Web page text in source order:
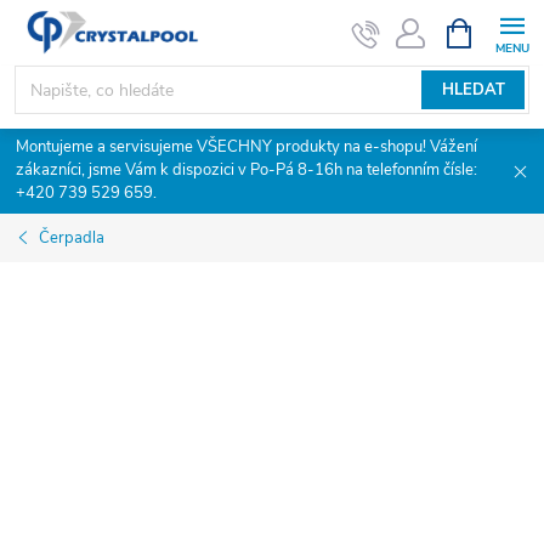
Přejít
obsah
HLEDAT
NÁKUPNÍ
KOŠÍK
Montujeme a servisujeme VŠECHNY produkty na e-shopu! Vážení
zákazníci, jsme Vám k dispozici v Po-Pá 8-16h na telefonním čísle:
+420 739 529 659.
Čerpadla